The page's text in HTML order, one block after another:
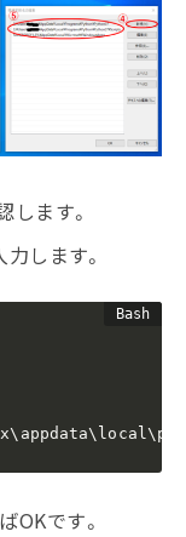
ます。
します。
OKです。